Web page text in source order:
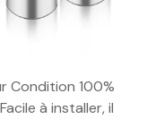
Condition 100%
à installer, il